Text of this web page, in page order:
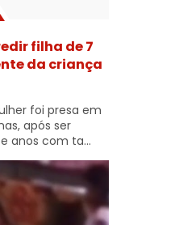
filha de 7
da criança
foi presa em
após ser
anos com ta...